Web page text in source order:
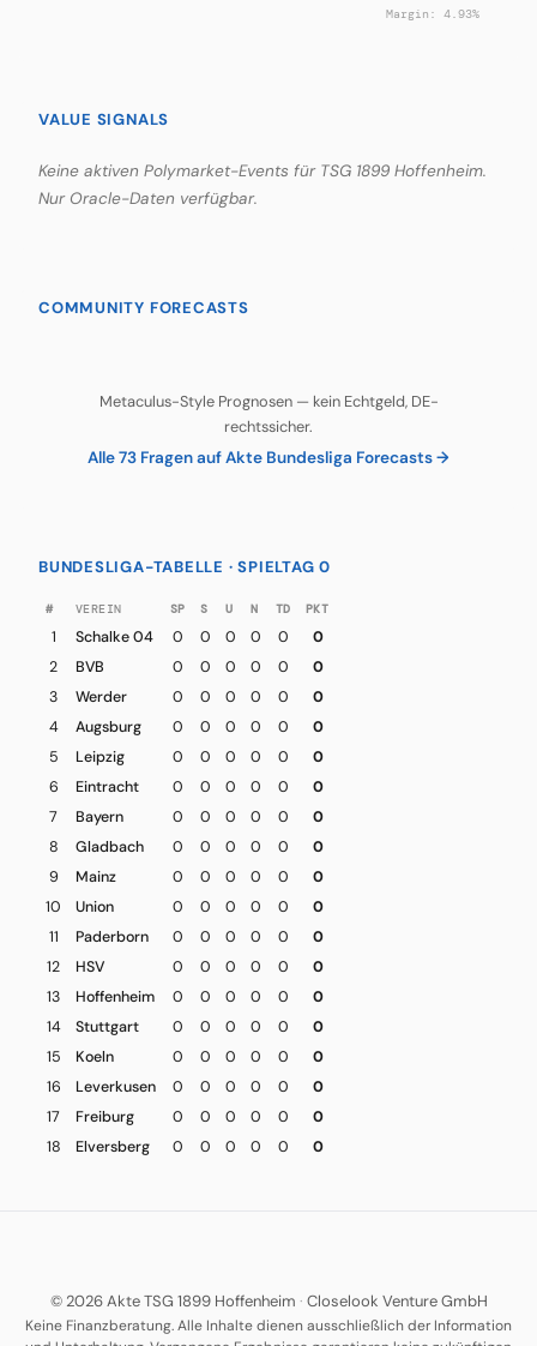
Margin: 4.93%
VALUE SIGNALS
Keine aktiven Polymarket-Events für TSG 1899 Hoffenheim.
Nur Oracle-Daten verfügbar.
COMMUNITY FORECASTS
Metaculus-Style Prognosen — kein Echtgeld, DE-
rechtssicher.
Alle 73 Fragen auf Akte Bundesliga Forecasts →
BUNDESLIGA-TABELLE · SPIELTAG 0
# VEREIN SP S U N TD PKT
1 Schalke 04 0 0 0 0 0
0
2
BVB 0 0 0 0 0
0
3
Werder 0 0 0 0 0
0
4
Augsburg 0 0 0 0 0
0
5
Leipzig 0 0 0 0 0
0
6
Eintracht 0 0 0 0 0
0
7
Bayern 0 0 0 0 0
0
8
Gladbach 0 0 0 0 0
0
9
Mainz 0 0 0 0 0
0
10
Union 0 0 0 0 0
0
11
Paderborn 0 0 0 0 0
0
12
HSV 0 0 0 0 0
0
13
Hoffenheim 0 0 0 0 0
0
14
Stuttgart 0 0 0 0 0
0
15
Koeln 0 0 0 0 0
0
16
Leverkusen 0 0 0 0 0
0
17
Freiburg 0 0 0 0 0
0
18
Elversberg 0 0 0 0 0 0
© 2026 Akte TSG 1899 Hoffenheim · Closelook Venture GmbH
Keine Finanzberatung. Alle Inhalte dienen ausschließlich der Information